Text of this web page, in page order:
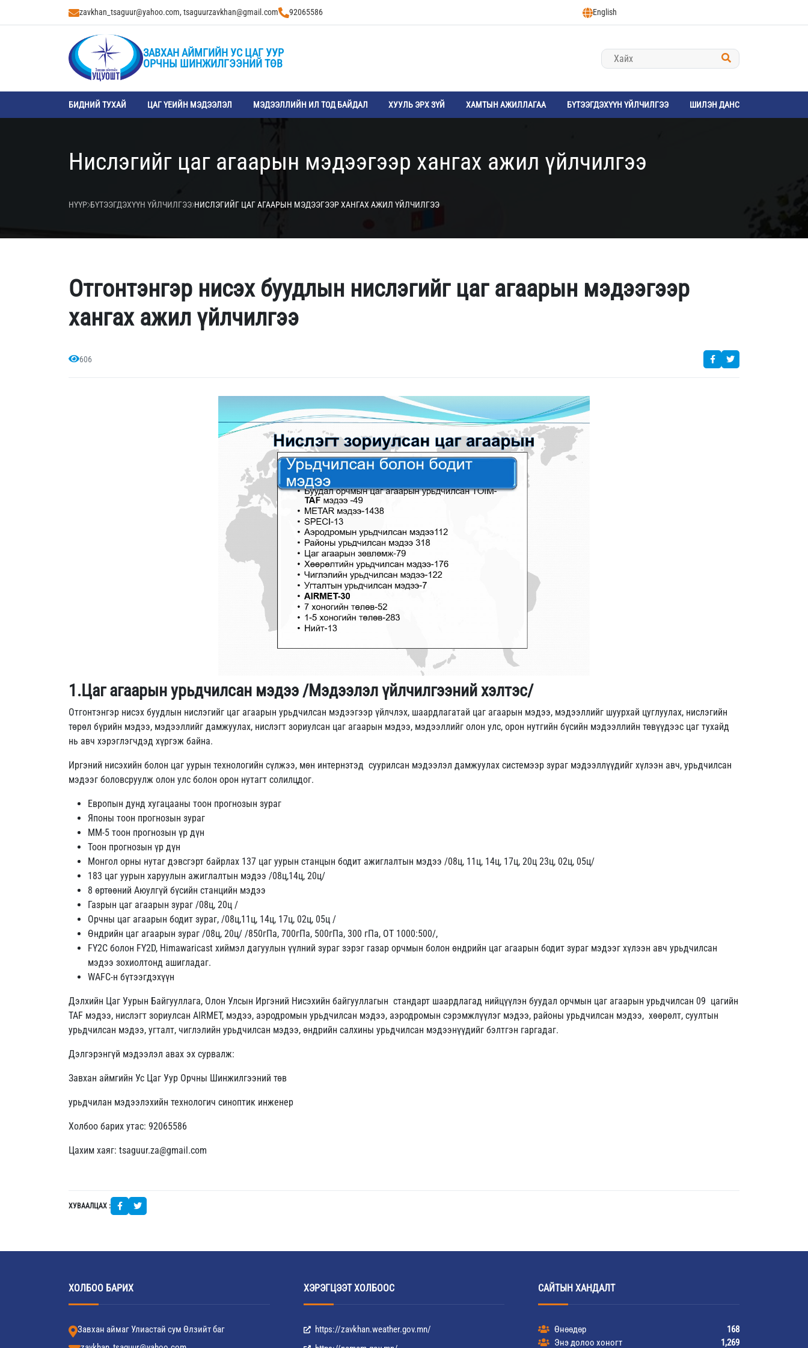
zavkhan_tsaguur@yahoo.com, tsaguurzavkhan@gmail.com 92065586 English
ЗАВХАН АЙМГИЙН УС ЦАГ УУР
ОРЧНЫ ШИНЖИЛГЭЭНИЙ ТӨВ
БИДНИЙ ТУХАЙ ЦАГ ҮЕИЙН МЭДЭЭЛЭЛ МЭДЭЭЛЛИЙН ИЛ ТОД БАЙДАЛ ХУУЛЬ ЭРХ ЗҮЙ ХАМТЫН АЖИЛЛАГАА БҮТЭЭГДЭХҮҮН ҮЙЛЧИЛГЭЭ ШИЛЭН ДАНС
Нислэгийг цаг агаарын мэдээгээр хангах ажил үйлчилгээ
НҮҮР БҮТЭЭГДЭХҮҮН ҮЙЛЧИЛГЭЭ НИСЛЭГИЙГ ЦАГ АГААРЫН МЭДЭЭГЭЭР ХАНГАХ АЖИЛ ҮЙЛЧИЛГЭЭ
Отгонтэнгэр нисэх буудлын нислэгийг цаг агаарын мэдээгээр
хангах ажил үйлчилгээ
606
1.Цаг агаарын урьдчилсан мэдээ /Мэдээлэл үйлчилгээний хэлтэс/
Отгонтэнгэр нисэх буудлын нислэгийг цаг агаарын урьдчилсан мэдээгээр үйлчлэх, шаардлагатай цаг агаарын мэдээ, мэдээллийг шуурхай цуглуулах, нислэгийн
төрөл бүрийн мэдээ, мэдээллийг дамжуулах, нислэгт зориулсан цаг агаарын мэдээ, мэдээллийг олон улс, орон нутгийн бүсийн мэдээллийн төвүүдээс цаг тухайд
нь авч хэрэглэгчдэд хүргэж байна.
Иргэний нисэхийн болон цаг уурын технологийн сүлжээ, мөн интернэтэд суурилсан мэдээлэл дамжуулах системээр зураг мэдээллүүдийг хүлээн авч, урьдчилсан
мэдээг боловсруулж олон улс болон орон нутагт солилцдог.
Европын дунд хугацааны тоон прогнозын зураг
Японы тоон прогнозын зураг
ММ-5 тоон прогнозын үр дүн
Тоон прогнозын үр дүн
Монгол орны нутаг дэвсгэрт байрлах 137 цаг уурын станцын бодит ажиглалтын мэдээ /08ц, 11ц, 14ц, 17ц, 20ц 23ц, 02ц, 05ц/
183 цаг уурын харуулын ажиглалтын мэдээ /08ц,14ц, 20ц/
8 өртөөний Аюулгүй бүсийн станцийн мэдээ
Газрын цаг агаарын зураг /08ц, 20ц /
Орчны цаг агаарын бодит зураг, /08ц,11ц, 14ц, 17ц, 02ц, 05ц /
Өндрийн цаг агаарын зураг /08ц, 20ц/ /850гПа, 700гПа, 500гПа, 300 гПа, ОТ 1000:500/,
FY2C болон FY2D, Himawaricast хиймэл дагуулын үүлний зураг зэрэг газар орчмын болон өндрийн цаг агаарын бодит зураг мэдээг хүлээн авч урьдчилсан
мэдээ зохиолтонд ашигладаг.
WAFC-н бүтээгдэхүүн
Дэлхийн Цаг Уурын Байгууллага, Олон Улсын Иргэний Нисэхийн байгууллагын стандарт шаардлагад нийцүүлэн буудал орчмын цаг агаарын урьдчилсан 09 цагийн
TAF мэдээ, нислэгт зориулсан AIRMET, мэдээ, аэродромын урьдчилсан мэдээ, аэродромын сэрэмжлүүлэг мэдээ, районы урьдчилсан мэдээ, хөөрөлт, суултын
урьдчилсан мэдээ, угталт, чиглэлийн урьдчилсан мэдээ, өндрийн салхины урьдчилсан мэдээнүүдийг бэлтгэн гаргадаг.
Дэлгэрэнгүй мэдээлэл авах эх сурвалж:
Завхан аймгийн Ус Цаг Уур Орчны Шинжилгээний төв
урьдчилан мэдээлэхийн технологич синоптик инженер
Холбоо барих утас: 92065586
Цахим хаяг: tsaguur.za@gmail.com
ХУВААЛЦАХ :
ХОЛБОО БАРИХ
Завхан аймаг Улиастай сум Өлзийт баг
ХЭРЭГЦЭЭТ ХОЛБООС
https://zavkhan.weather.gov.mn/
САЙТЫН ХАНДАЛТ
Өнөөдөр
168
Энэ долоо хоногт
1,269